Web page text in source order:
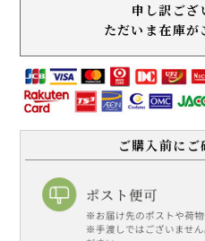
申し訳ござ
ただいま在庫が
ご購入前に